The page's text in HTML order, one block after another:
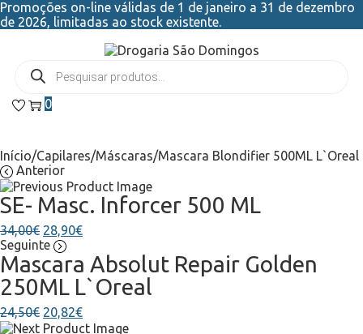
Promoções on-line válidas de 1 de janeiro a 31 de dezembro
de 2026, limitadas ao stock existente.
0
Início/Capilares/Máscaras/Mascara Blondifier 500ML L`Oreal
Anterior
SE- Masc. Inforcer 500 ML
34,00€ 28,90€
Seguinte
Mascara Absolut Repair Golden
250ML L`Oreal
24,50€ 20,82€